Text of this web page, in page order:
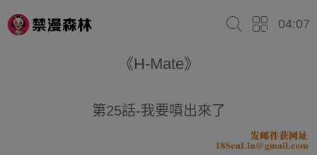
04:07
《H-Mate》
第25話-我要噴出來了